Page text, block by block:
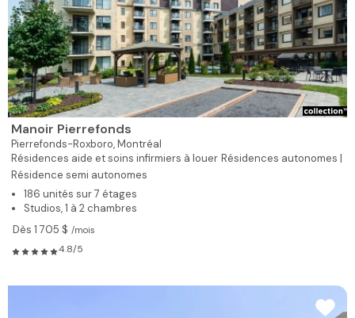
Manoir Pierrefonds
Pierrefonds-Roxboro,Montréal
Résidences aide et soins infirmiers à louer Résidences autonomes |
Résidence semi autonomes
186 unités sur 7 étages
Studios, 1 à 2 chambres
Dès 1 705 $ /mois
4.8/5